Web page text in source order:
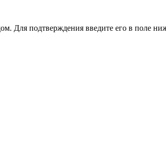
Для подтверждения введите его в поле